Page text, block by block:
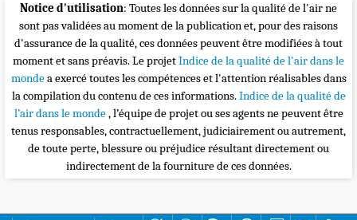
Notice d'utilisation: Toutes les données sur la qualité de l'air ne
sont pas validées au moment de la publication et, pour des raisons
d'assurance de la qualité, ces données peuvent être modifiées à tout
moment et sans préavis. Le projetIndice de la qualité de l'air dans le
mondea exercé toutes les compétences et l'attention réalisables dans
la compilation du contenu de ces informations.Indice de la qualité de
l’air dans le monde, l’équipe de projet ou ses agents ne peuvent être
tenus responsables, contractuellement, judiciairement ou autrement,
de toute perte, blessure ou préjudice résultant directement ou
indirectement de la fourniture de ces données.